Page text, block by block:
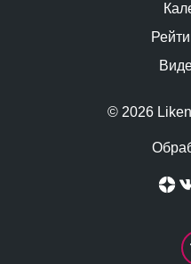
© 2026